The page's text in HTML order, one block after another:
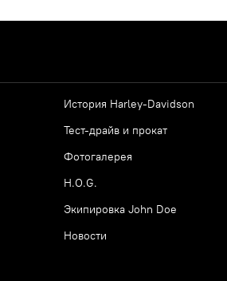
История Harley-Davidson
Тест-драйв и прокат
Фотогалерея
H.O.G.
Экипировка John Doe
Новости